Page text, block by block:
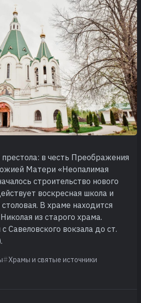
в честь Преображения
Матери «Неопалимая
строительство нового
воскресная школа и
В храме находится
из старого храма.
Савеловского вокзала до ст.
Храмы и святые источники